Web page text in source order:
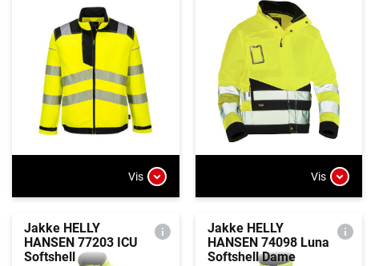
Vis Vis
Jakke HELLY
HANSEN 77203 ICU
Softshell
Jakke HELLY
HANSEN 74098 Luna
Softshell Dame